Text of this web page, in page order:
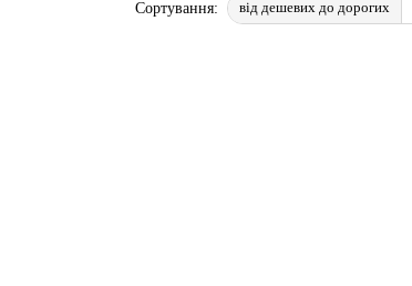
Сортування: від дешевих до дорогих